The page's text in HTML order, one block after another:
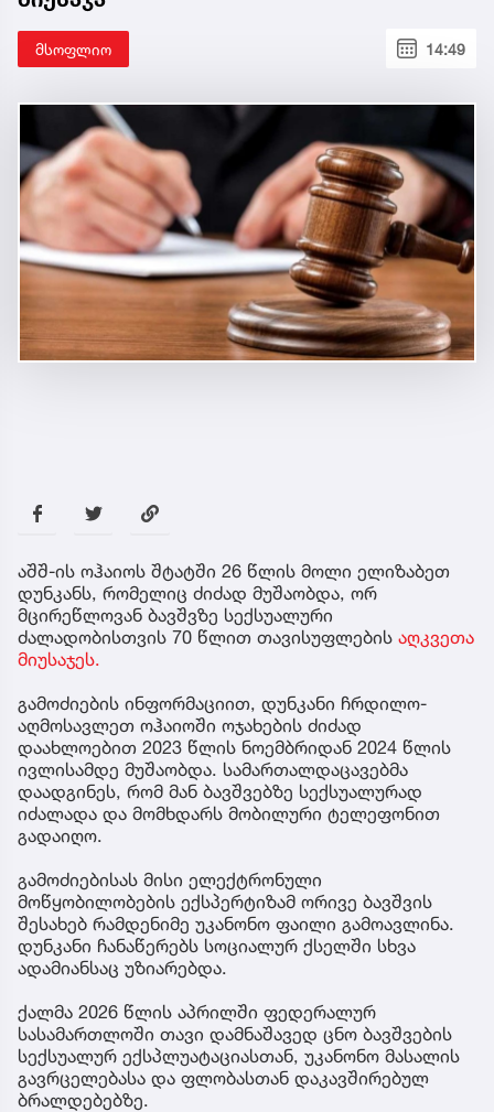
მსოფლიო 14:49
აშშ-ის ოჰაიოს შტატში 26 წლის მოლი ელიზაბეთ
დუნკანს, რომელიც ძიძად მუშაობდა, ორ
მცირეწლოვან ბავშვზე სექსუალური
ძალადობისთვის 70 წლით თავისუფლების აღკვეთა
მიუსაჯეს.
გამოძიების ინფორმაციით, დუნკანი ჩრდილო-
აღმოსავლეთ ოჰაიოში ოჯახების ძიძად
დაახლოებით 2023 წლის ნოემბრიდან 2024 წლის
ივლისამდე მუშაობდა. სამართალდაცავებმა
დაადგინეს, რომ მან ბავშვებზე სექსუალურად
იძალადა და მომხდარს მობილური ტელეფონით
გადაიღო.
გამოძიებისას მისი ელექტრონული
მოწყობილობების ექსპერტიზამ ორივე ბავშვის
შესახებ რამდენიმე უკანონო ფაილი გამოავლინა.
დუნკანი ჩანაწერებს სოციალურ ქსელში სხვა
ადამიანსაც უზიარებდა.
ქალმა 2026 წლის აპრილში ფედერალურ
სასამართლოში თავი დამნაშავედ ცნო ბავშვების
სექსუალურ ექსპლუატაციასთან, უკანონო მასალის
გავრცელებასა და ფლობასთან დაკავშირებულ
ბრალდებებზე.